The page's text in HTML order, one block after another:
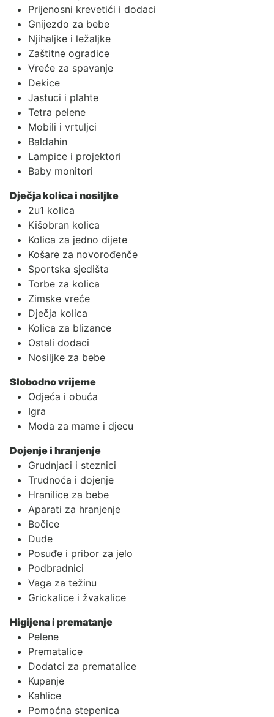
Prijenosni krevetići i dodaci
Gnijezdo za bebe
Njihaljke i ležaljke
Zaštitne ogradice
Vreće za spavanje
Dekice
Jastuci i plahte
Tetra pelene
Mobili i vrtuljci
Baldahin
Lampice i projektori
Baby monitori
Dječja kolica i nosiljke
2u1 kolica
Kišobran kolica
Kolica za jedno dijete
Košare za novorođenče
Sportska sjedišta
Torbe za kolica
Zimske vreće
Dječja kolica
Kolica za blizance
Ostali dodaci
Nosiljke za bebe
Slobodno vrijeme
Odjeća i obuća
Igra
Moda za mame i djecu
Dojenje i hranjenje
Grudnjaci i steznici
Trudnoća i dojenje
Hranilice za bebe
Aparati za hranjenje
Bočice
Dude
Posuđe i pribor za jelo
Podbradnici
Vaga za težinu
Grickalice i žvakalice
Higijena i prematanje
Pelene
Prematalice
Dodatci za prematalice
Kupanje
Kahlice
Pomoćna stepenica